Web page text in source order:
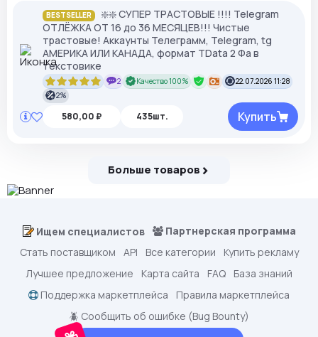
BESTSELLER
❇️❇️ СУПЕР ТРАСТОВЫЕ !!!! Telegram
ОТЛЁЖКА ОТ 16 до 36 МЕСЯЦЕВ!!! Чистые
трастовые! Аккаунты Телеграмм, Telegram, tg
АМЕРИКА ИЛИ КАНАДА, формат TData 2 Фа в
текстовике
2 Качество 100%
22.07.2026 11:28
2%
580,00 ₽ 435шт. Купить
Больше товаров
Ищем специалистов
Партнерская программа
Стать поставщиком
API Все категории
Купить рекламу
Лучшее предложение
Карта сайта FAQ
База знаний
Поддержка маркетплейса
Правила маркетплейса
🪲 Сообщить об ошибке (Bug Bounty)